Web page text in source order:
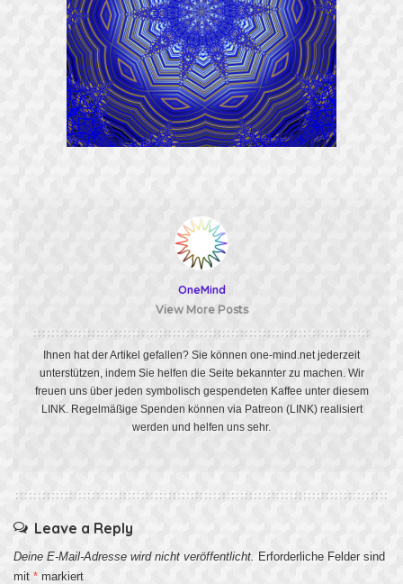
OneMind
View More Posts
Ihnen hat der Artikel gefallen? Sie können one-mind.net jederzeit
unterstützen, indem Sie helfen die Seite bekannter zu machen. Wir
freuen uns über jeden symbolisch gespendeten Kaffee unter diesem
LINK. Regelmäßige Spenden können via Patreon (LINK)realisiert
werden und helfen uns sehr.
Leave a Reply
Deine E-Mail-Adresse wird nicht veröffentlicht. Erforderliche Felder sind
mit * markiert